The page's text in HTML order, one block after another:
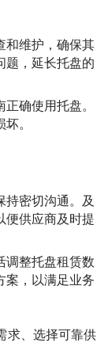
和维护，确保其
题，延长托盘的
确使用托盘。
。
持密切沟通。及
便供应商及时提
调整托盘租赁数
案，以满足业务
求、选择可靠供